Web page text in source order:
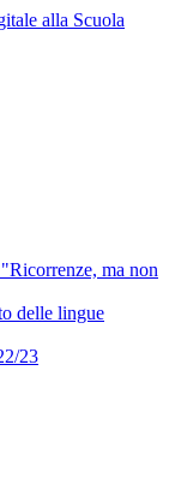
alla Scuola
ma non
delle lingue
23